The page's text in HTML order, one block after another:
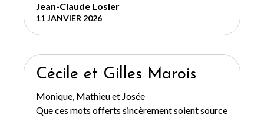
Jean-Claude Losier
11 JANVIER 2026
Cécile et Gilles Marois
Monique, Mathieu et Josée
Que ces mots offerts sincèrement soient source